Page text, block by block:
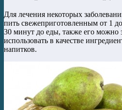
Для лечения некоторых
пить свежеприготовленным от 1
30 минут до еды, также его можно
использовать в качестве
напитков.